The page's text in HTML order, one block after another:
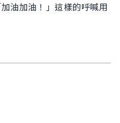
油加油！」這樣的呼喊用